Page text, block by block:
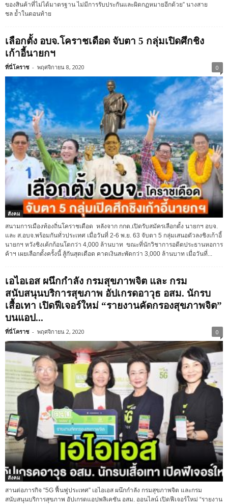
ของสินค้าที่ไม่ได้มาตรฐาน ไม่มีการรับประกันและผิดกฏหมายอีกด้วย” นางสาย
ชล ย้ำในตอนท้าย
เลือกตั้ง อบจ.โคราชเดือด จับตา 5 กลุ่มเปิดศึกชิง
เก้าอี้นายกฯ
ที่นี่โคราช - พฤศจิกายน 8, 2020 0
สังคม
สนามการเมืองท้องถิ่นโคราชเดือด หลังจาก กกต.เปิดรับสมัครเลือกตั้ง นายกฯ อบจ.
และ ส.อบจ.พร้อมกันทั่วประเทศ เมื่อวันที่ 2-6 พ.ย. 63 จับตา 5 กลุ่มเสนอตัวลงชิงเก้าอี้
นายกฯ หวังชิงเค้กก้อนโตกว่า 4,000 ล้านบาท ขณะที่นักวิชาการอดีตประธานหอการ
ค้าฯ เผยเลือกตั้งครั้งนี้ สู้กันสุดเดือด คาดเงินสะพัดกว่า 3,000 ล้านบาท เมื่อวันที่...
เอไอเอส ผนึกกำลัง กรมสุขภาพจิต และ กรม
สนับสนุนบริการสุขภาพ อัปเกรดอาวุธ อสม. นักรบ
เสื้อเทา เปิดฟีเจอร์ใหม่ “รายงานคัดกรองสุขภาพจิต”
บนแอป...
ที่นี่โคราช - พฤศจิกายน 2, 2020 0
สังคม
สานต่อภารกิจ “5G ฟื้นฟูประเทศ” เอไอเอส ผนึกกำลัง กรมสุขภาพจิต และกรม
สนับสนุนบริการสุขภาพ อัปเกรดแอปพลิเคชัน อสม. ออนไลน์ เปิดฟีเจอร์ใหม่ “รายงาน